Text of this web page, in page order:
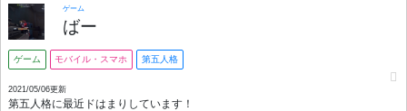
ゲーム
ばー
ゲーム モバイル・スマホ 第五人格
2021/05/06更新
第五人格に最近ドはまりしています！